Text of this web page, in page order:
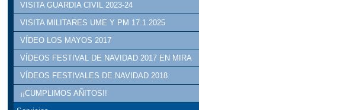
VISITA GUARDIA CIVIL 2023-24
VISITA MILITARES UME Y PM 17.1.2025
VÍDEO LOS MAYOS 2017
VÍDEOS FESTIVAL DE NAVIDAD 2017 EN MIRA
VÍDEOS FESTIVALES DE NAVIDAD 2018
¡¡CUMPLIMOS AÑITOS!!